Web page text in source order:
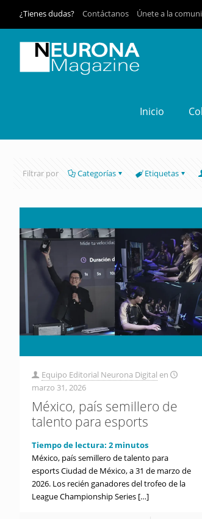
¿Tienes dudas? Contáctanos Únete a la
Inicio
Filtrar por Categorías Etiquetas
Equipo Editorial Neurona Digital en
marzo 31, 2026
México, país semillero de
talento para esports
Tiempo de lectura: 2 minutos
México, país semillero de talento para
esports Ciudad de México, a 31 de marzo de
2026. Los recién ganadores del trofeo de la
League Championship Series[…]